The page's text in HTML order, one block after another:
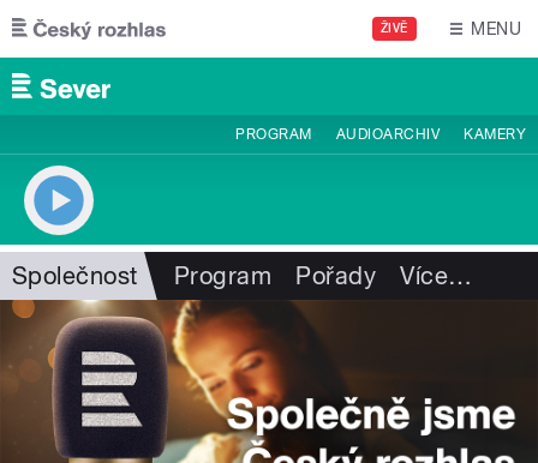
Přejít k hlavnímu obsahu
ŽIVĚ MENU
PROGRAM AUDIOARCHIV KAMERY
Společnost Program Pořady Více…